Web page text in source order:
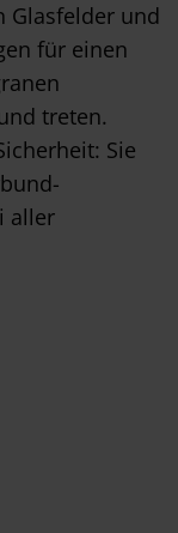
Glasfelder und
für einen
treten.
Sie
aller